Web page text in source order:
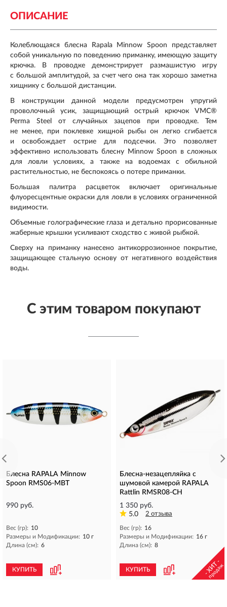
ОПИСАНИЕ
Колеблющаяся блесна Rapala Minnow Spoon представляет
собой уникальную по поведению приманку, имеющую защиту
крючка. В проводке демонстрирует размашистую игру
с большой амплитудой, за счет чего она так хорошо заметна
хищнику с большой дистанции.
В конструкции данной модели предусмотрен упругий
проволочный усик, защищающий острый крючок VMC®
Perma Steel от случайных зацепов при проводке. Тем
не менее, при поклевке хищной рыбы он легко сгибается
и освобождает острие для подсечки. Это позволяет
эффективно использовать блесну Minnow Spoon в сложных
для ловли условиях, а также на водоемах с обильной
растительностью, не беспокоясь о потере приманки.
Большая палитра расцветок включает оригинальные
флуоресцентные окраски для ловли в условиях ограниченной
видимости.
Объемные голографические глаза и детально прорисованные
жаберные крышки усиливают сходство с живой рыбкой.
Сверху на приманку нанесено антикоррозионное покрытие,
защищающее стальную основу от негативного воздействия
воды.
С этим товаром покупают
Блесна RAPALA Minnow
Spoon RMS06-MBT
990 руб.
Вес (гр): 10
Размеры и Модификации: 10 г
Длина (см): 6
КУПИТЬ
Блесна-незацепляйка с
шумовой камерой RAPALA
Rattlin RMSR08-CH
1 350 руб.
5.0
2 отзыва
Вес (гр): 16
Размеры и Модификации: 16 г
Длина (см): 8
КУПИТЬ - ХИТ -
продаж